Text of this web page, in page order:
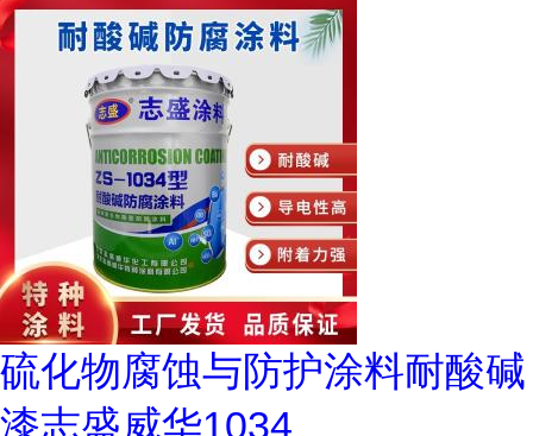
硫化物腐蚀与防护涂料耐酸碱
漆志盛威华1034